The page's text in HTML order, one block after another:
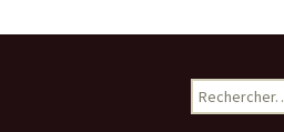
Rechercher :